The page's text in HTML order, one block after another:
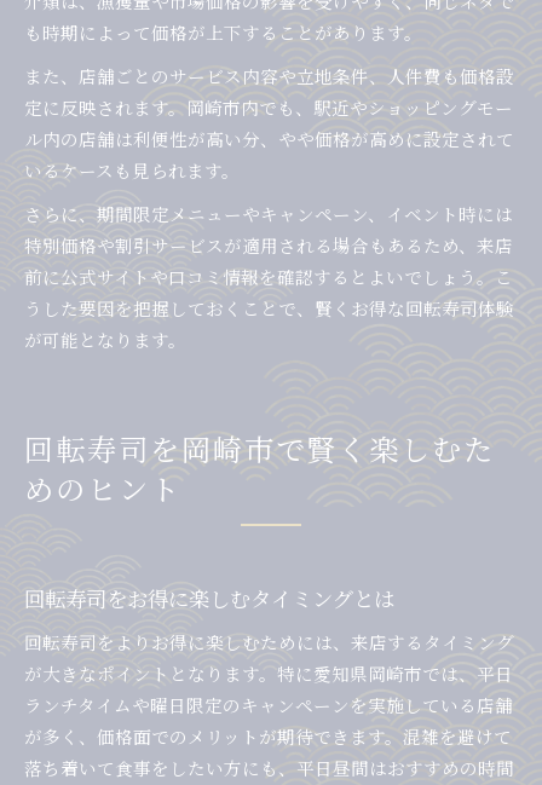
も時期によって価格が上下することがあります。
また、店舗ごとのサービス内容や立地条件、人件費も価格設
定に反映されます。岡崎市内でも、駅近やショッピングモー
ル内の店舗は利便性が高い分、やや価格が高めに設定されて
いるケースも見られます。
さらに、期間限定メニューやキャンペーン、イベント時には
特別価格や割引サービスが適用される場合もあるため、来店
前に公式サイトや口コミ情報を確認するとよいでしょう。こ
うした要因を把握しておくことで、賢くお得な回転寿司体験
が可能となります。
回転寿司を岡崎市で賢く楽しむた
めのヒント
回転寿司をお得に楽しむタイミングとは
回転寿司をよりお得に楽しむためには、来店するタイミング
が大きなポイントとなります。特に愛知県岡崎市では、平日
ランチタイムや曜日限定のキャンペーンを実施している店舗
が多く、価格面でのメリットが期待できます。混雑を避けて
落ち着いて食事をしたい方にも、平日昼間はおすすめの時間